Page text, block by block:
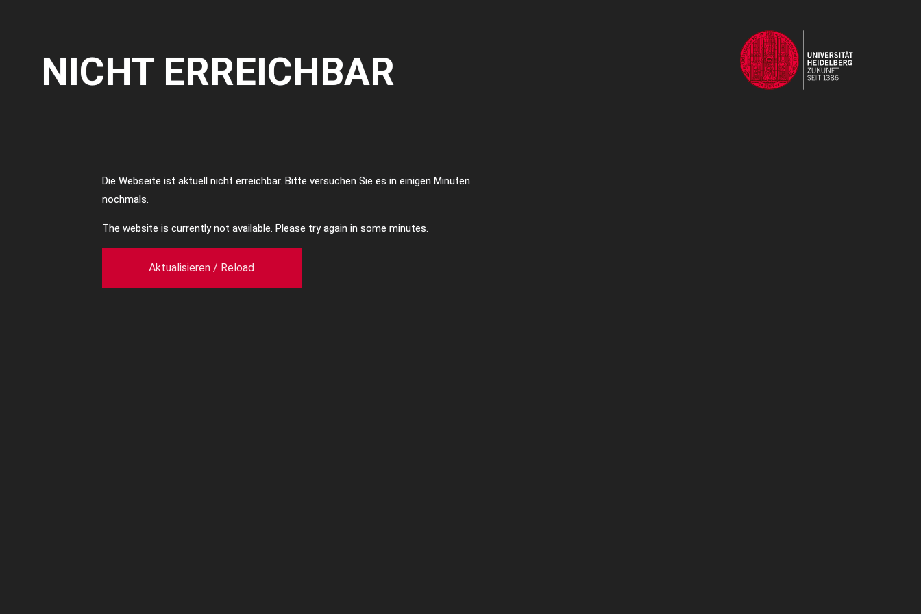
NICHT ERREICHBAR
Die Webseite ist aktuell nicht erreichbar. Bitte versuchen Sie es in einigen Minuten
nochmals.
The website is currently not available. Please try again in some minutes.
Aktualisieren / Reload